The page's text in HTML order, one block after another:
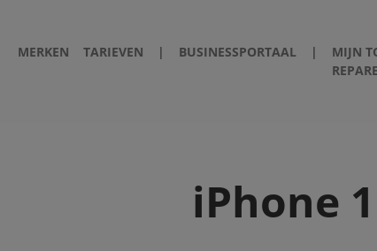
MERKEN TARIEVEN | BUSINESSPORTAAL |
MIJN
iPhone